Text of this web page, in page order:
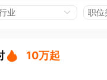
业 职位
10万起